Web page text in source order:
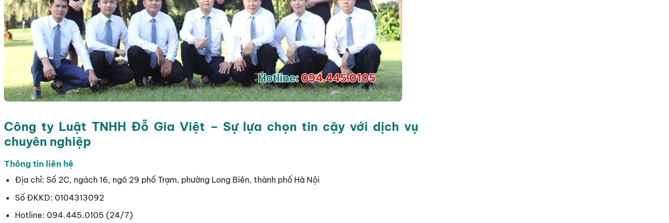
Công ty Luật TNHH Đỗ Gia Việt – Sự lựa chọn tin cậy với dịch vụ
chuyên nghiệp
Thông tin liên hệ
Địa chỉ: Số 2C, ngách 16, ngõ 29 phố Trạm, phường Long Biên, thành phố Hà Nội
Số ĐKKD: 0104313092
Hotline: 094.445.0105 (24/7)